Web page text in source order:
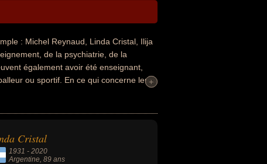
: Michel Reynaud, Linda Cristal, Ilija
de la psychiatrie, de la
également avoir été enseignant,
ou sportif. En ce qui concerne leurs
+
+
Cristal
1931 -2020
Argentine, 89 ans